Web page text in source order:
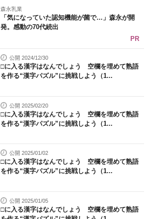
森永乳業
「気になっていた認知機能が菌で…」森永が開
発。感動の70代続出
PR
公開 2024/12/30
□に入る漢字はなんでしょう 空欄を埋めて熟語
を作る“漢字パズル”に挑戦しよう（1...
公開 2025/02/20
□に入る漢字はなんでしょう 空欄を埋めて熟語
を作る“漢字パズル”に挑戦しよう（1...
公開 2025/01/02
□に入る漢字はなんでしょう 空欄を埋めて熟語
を作る“漢字パズル”に挑戦しよう（1...
公開 2025/01/05
□に入る漢字はなんでしょう 空欄を埋めて熟語